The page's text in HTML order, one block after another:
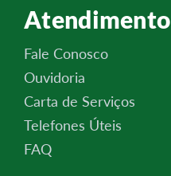
Atendimento
Fale Conosco
Ouvidoria
Carta de Serviços
Telefones Úteis
FAQ